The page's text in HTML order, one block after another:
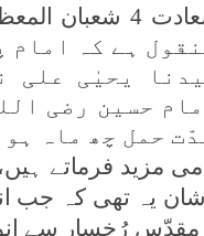
ہے کہ امام
یحیٰی علی
حسین رضی
حمل چھ ماہ
فرماتے
یہ تھی کہ جب
رُخسار سے